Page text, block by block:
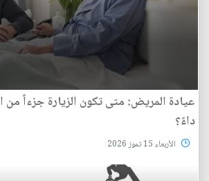
عيادة المريض: متى تكون الزيارة جزءاً
داءً؟
الأربعاء 15 تموز 2026